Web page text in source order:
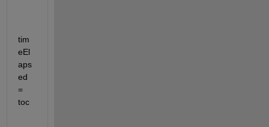
tim
eEl
aps
ed
=
toc